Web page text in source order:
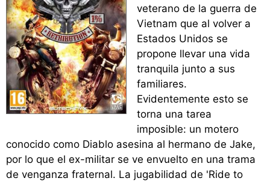
veterano de la guerra de
Vietnam que al volver a
Estados Unidos se
propone llevar una vida
tranquila junto a sus
familiares.
Evidentemente esto se
torna una tarea
imposible: un motero
conocido como Diablo asesina al hermano de Jake,
por lo que el ex-militar se ve envuelto en una trama
de venganza fraternal. La jugabilidad de 'Ride to